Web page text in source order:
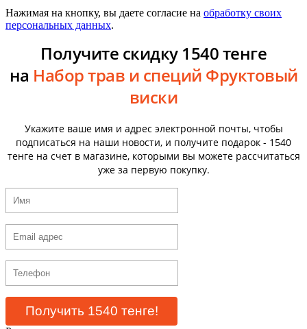
Нажимая на кнопку, вы даете согласие на обработку своих
персональных данных.
Получите скидку 1540 тенге
на Набор трав и специй Фруктовый
виски
Укажите ваше имя и адрес электронной почты, чтобы
подписаться на наши новости, и получите подарок - 1540
тенге на счет в магазине, которыми вы можете рассчитаться
уже за первую покупку.